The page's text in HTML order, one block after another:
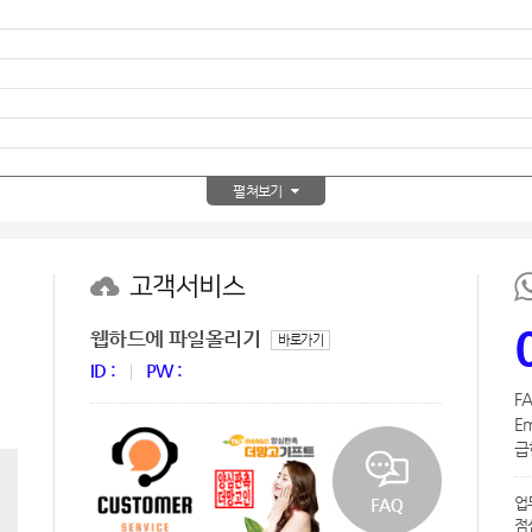
펼쳐보기
고객서비스
웹하드에 파일올리기 바로가기
ID : PW :
업
점